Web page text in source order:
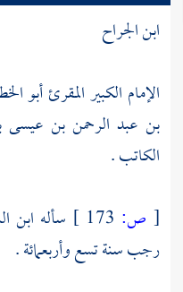
ابن الجراح
الإمام الكبير المقرئ
بن عبد الرحمن بن عيسى
الكاتب .
[ ص: سأله ابن
رجب سنة تسع وأربعمائة .